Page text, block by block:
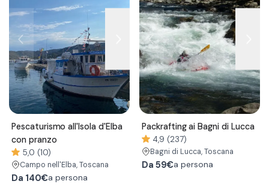
Pescaturismo all'Isola d'Elba
con pranzo
5,0 (10)
Campo nell'Elba, Toscana
Da 140€a persona
Packrafting ai Bagni di Lucca
4,9 (237)
Bagni di Lucca, Toscana
Da 59€a persona